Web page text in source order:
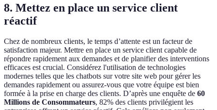
8. Mettez en place un service client
réactif
Chez de nombreux clients, le temps d’attente est un facteur de
satisfaction majeur. Mettre en place un service client capable de
répondre rapidement aux demandes et de planifier des interventions
efficaces est crucial. Considérez l'utilisation de technologies
modernes telles que les chatbots sur votre site web pour gérer les
demandes rapidement ou assurez-vous que votre équipe est bien
formée à la prise en charge des clients. D’après une enquête de 60
Millions de Consommateurs, 82% des clients privilégient les